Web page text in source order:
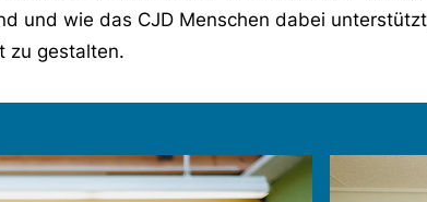
und wie das CJD Menschen dabei
zu gestalten.